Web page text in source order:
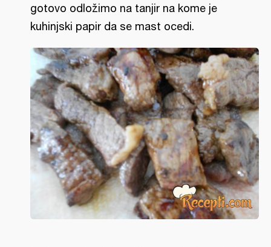
gotovo odložimo na tanjir na kome je
kuhinjski papir da se mast ocedi.